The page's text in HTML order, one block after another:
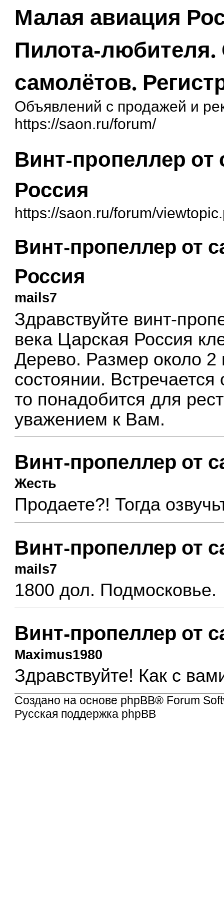
Малая авиация
Пилота-
самолётов.
Объявлений с продажей и
https://saon.ru/forum/
Винт-пропеллер от
Россия
https://saon.ru/forum/
Винт-пропеллер от
Россия
mails7
Здравствуйте винт-
века Царская Россия
Дерево. Размер около
состоянии.
то понадобится для
уважением к Вам.
Винт-пропеллер от
Жесть
Продаете?! Тогда
Винт-пропеллер от
mails7
1800 дол. Подмосковье.
Винт-пропеллер от
Maximus1980
Здравствуйте! Как с
Создано на основе phpBB® Forum
Русская поддержка phpBB